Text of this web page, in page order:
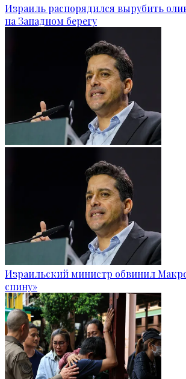
Израиль распорядился вырубить
на Западном берегу
Израильский министр обвинил
спину»